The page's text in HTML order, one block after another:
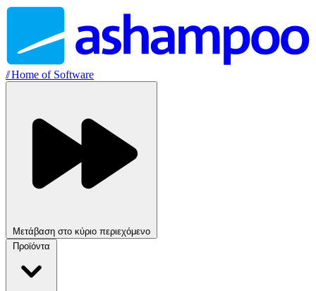
//Home of Software
Μετάβαση στο κύριο περιεχόμενο
Προϊόντα